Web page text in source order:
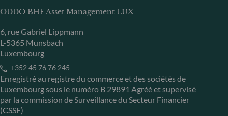
ODDO BHF Asset Management LUX
6, rue Gabriel Lippmann
L-5365 Munsbach
Luxembourg
+352 45 76 76 245
Enregistré au registre du commerce et des sociétés de
Luxembourg sous le numéro B 29891 Agréé et supervisé
par la commission de Surveillance du Secteur Financier
(CSSF)